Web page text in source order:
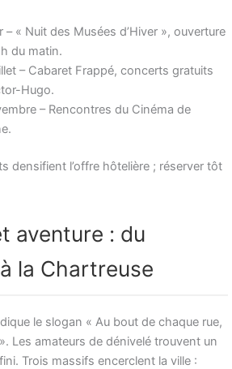
– « Nuit des Musées d’Hiver », ouverture
h du matin.
– Cabaret Frappé, concerts gratuits
Hugo.
– Rencontres du Cinéma de
densifient l’offre hôtelière ; réserver tôt
aventure : du
la Chartreuse
le slogan « Au bout de chaque rue,
Les amateurs de dénivelé trouvent un
Trois massifs encerclent la ville :